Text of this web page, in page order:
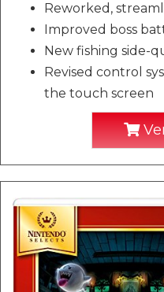
Reworked,
Improved boss
New fishing side-
Revised control
the touch screen